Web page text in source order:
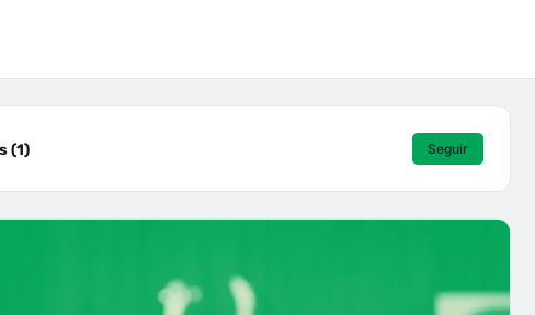
(1) Seguir